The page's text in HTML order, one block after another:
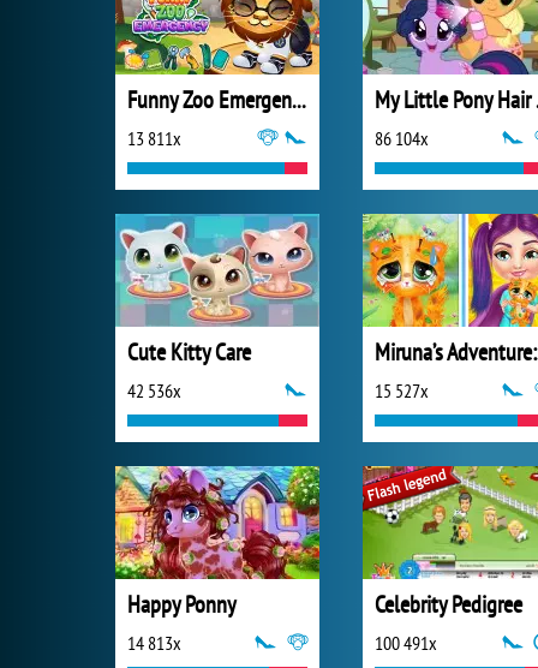
Funny Zoo Emergency
13 811x
My
86 104x
Cute Kitty Care
42 536x 15 527x
Happy Ponny
14 813x
Celebrity Pedigree
100 491x